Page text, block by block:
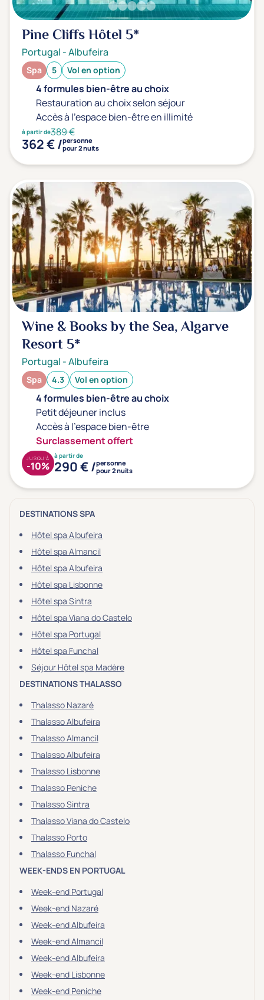
Pine Cliffs Hôtel 5*
Portugal -Albufeira
Spa 5 Vol en option
4 formules bien-être au choix
Restauration au choix selon séjour
Accès à l'espace bien-être en illimité
à partir de389 €
362 € /personne
pour 2 nuits
Wine & Books by the Sea, Algarve
Resort5*
Portugal -Albufeira
Spa 4.3 Vol en option
4 formules bien-être au choix
Petit déjeuner inclus
Accès à l'espace bien-être
Surclassement offert
à partir de
290 € /personne
pour 2 nuits
JUSQU'À
-10%
DESTINATIONS SPA
Hôtel spa Albufeira
Hôtel spa Almancil
Hôtel spa Albufeira
Hôtel spa Lisbonne
Hôtel spa Sintra
Hôtel spa Viana do Castelo
Hôtel spa Portugal
Hôtel spa Funchal
Séjour Hôtel spa Madère
DESTINATIONS THALASSO
Thalasso Nazaré
Thalasso Albufeira
Thalasso Almancil
Thalasso Albufeira
Thalasso Lisbonne
Thalasso Peniche
Thalasso Sintra
Thalasso Viana do Castelo
Thalasso Porto
Thalasso Funchal
WEEK-ENDS EN PORTUGAL
Week-end Portugal
Week-end Nazaré
Week-end Albufeira
Week-end Almancil
Week-end Albufeira
Week-end Lisbonne
Week-end Peniche